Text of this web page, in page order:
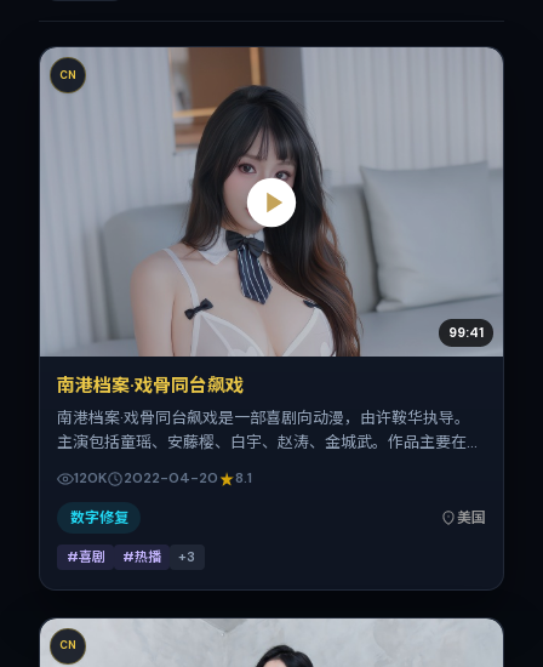
CN
99:41
南港档案·戏骨同台飙戏
南港档案·戏骨同台飙戏是一部喜剧向动漫，由许鞍华执导。
主演包括童瑶、安藤樱、白宇、赵涛、金城武。作品主要在美
04-20，正片时长152分钟。
120K 2022-04-20 8.1
数字修复 美国
#喜剧 #热播 +3
CN